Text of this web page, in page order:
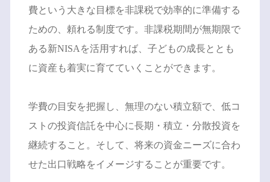
費という大きな目標を非課税で効率的に準備する
ための、頼れる制度です。非課税期間が無期限で
ある新NISAを活用すれば、子どもの成長ととも
に資産も着実に育てていくことができます。
学費の目安を把握し、無理のない積立額で、低コ
ストの投資信託を中心に長期・積立・分散投資を
継続すること。そして、将来の資金ニーズに合わ
せた出口戦略をイメージすることが重要です。